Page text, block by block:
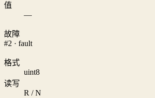
值
—
故障
#2 · fault
格式
uint8
读写
R / N